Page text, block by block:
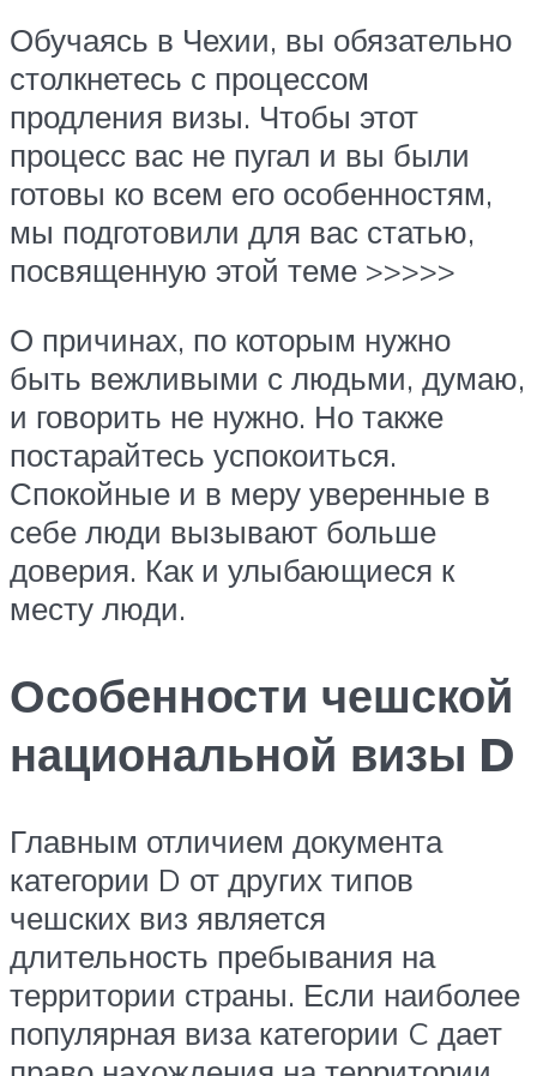
Обучаясь в Чехии, вы обязательно
столкнетесь с процессом
продления визы. Чтобы этот
процесс вас не пугал и вы были
готовы ко всем его особенностям,
мы подготовили для вас статью,
посвященную этой теме >>>>>
О причинах, по которым нужно
быть вежливыми с людьми, думаю,
и говорить не нужно. Но также
постарайтесь успокоиться.
Спокойные и в меру уверенные в
себе люди вызывают больше
доверия. Как и улыбающиеся к
месту люди.
Особенности чешской
национальной визы D
Главным отличием документа
категории D от других типов
чешских виз является
длительность пребывания на
территории страны. Если наиболее
популярная виза категории C дает